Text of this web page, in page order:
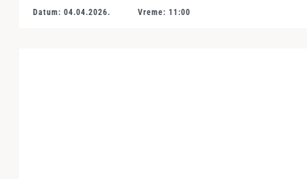
Datum: 04.04.2026. Vreme: 11:00